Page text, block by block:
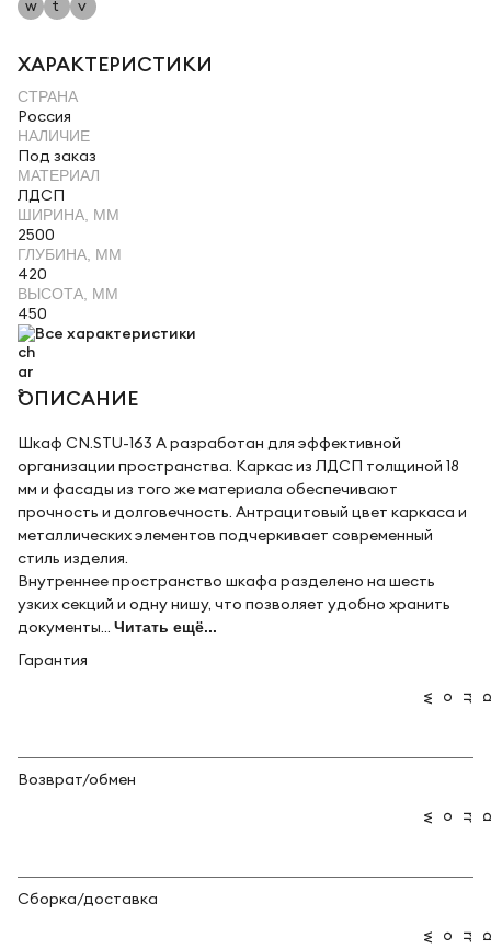
ХАРАКТЕРИСТИКИ
СТРАНА
Россия
НАЛИЧИЕ
Под заказ
МАТЕРИАЛ
ЛДСП
ШИРИНА, ММ
2500
ГЛУБИНА, ММ
420
ВЫСОТА, ММ
450
Все характеристики
ОПИСАНИЕ
Шкаф CN.STU-163 A разработан для эффективной
организации пространства. Каркас из ЛДСП толщиной 18
мм и фасады из того же материала обеспечивают
прочность и долговечность. Антрацитовый цвет каркаса и
металлических элементов подчеркивает современный
стиль изделия.
Внутреннее пространство шкафа разделено на шесть
узких секций и одну нишу, что позволяет удобно хранить
документы... Читать ещё...
Гарантия
Возврат/обмен
Сборка/доставка